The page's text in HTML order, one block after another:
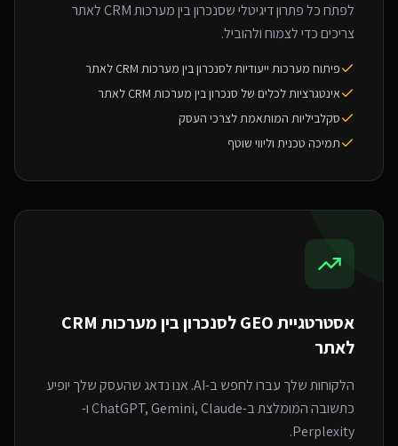
לפתח כל פתרון דיגיטלי שסנכרון בין מערכות CRM לאתר
צריכים כדי לצמוח ולהוביל.
פיתוח מערכות ייעודיות לסנכרון בין מערכות CRM לאתר
אינטגרציות לכלים של סנכרון בין מערכות CRM לאתר
סקלביליות המותאמת לצרכי העסק
תמיכה טכנית וליווי שוטף
אסטרטגיית GEO ל
סנכרון בין מערכות CRM
לאתר
הלקוחות שלך עברו לחפש ב-AI. אנו נדאג שהעסק שלך יופיע
כתשובה המומלצת ב-ChatGPT, Gemini, Claude ו-
Perplexity.